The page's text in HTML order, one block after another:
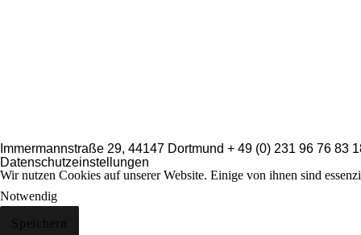
Immermannstraße 29, 44147 Dortmund + 49 (0) 231 96 76 83
Datenschutzeinstellungen
Wir nutzen Cookies auf unserer Website. Einige von ihnen sind
Notwendig
Speichern